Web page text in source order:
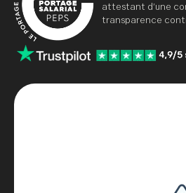
attestant d’une
transparence